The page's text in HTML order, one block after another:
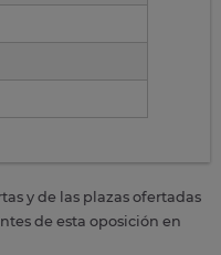
y de las plazas ofertadas
de esta oposición en